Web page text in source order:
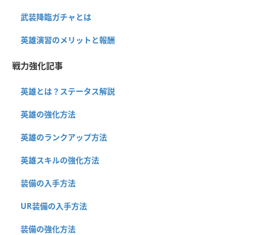
武装降臨ガチャとは
英雄演習のメリットと報酬
戦力強化記事
英雄とは？ステータス解説
英雄の強化方法
英雄のランクアップ方法
英雄スキルの強化方法
装備の入手方法
UR装備の入手方法
装備の強化方法